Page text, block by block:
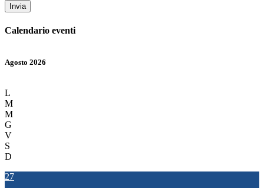
Invia
Calendario eventi
Agosto 2026
L
M
M
G
V
S
D
27